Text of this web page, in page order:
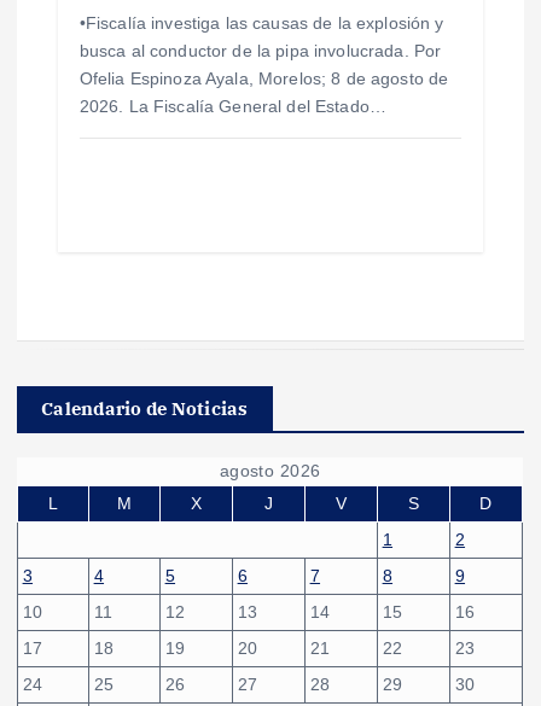
•Fiscalía investiga las causas de la explosión y
busca al conductor de la pipa involucrada. Por
Ofelia Espinoza Ayala, Morelos; 8 de agosto de
2026. La Fiscalía General del Estado…
Calendario de Noticias
agosto 2026
L
M X J V S
D
1
2
3
4 5 6 7 8
9
10
11 12 13 14 15
16
17
18 19 20 21 22
23
24
25 26 27 28 29
30